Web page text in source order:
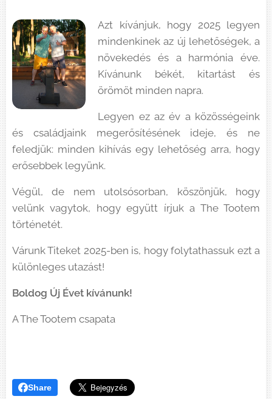
Azt kívánjuk, hogy 2025 legyen
mindenkinek az új lehetőségek, a
növekedés és a harmónia éve.
Kívánunk békét, kitartást és
örömöt minden napra.
Legyen ez az év a közösségeink
és családjaink megerősítésének ideje, és ne
feledjük: minden kihívás egy lehetőség arra, hogy
erősebbek legyünk.
Végül, de nem utolsósorban, köszönjük, hogy
velünk vagytok, hogy együtt írjuk a The Tootem
történetét.
Várunk Titeket 2025-ben is, hogy folytathassuk ezt a
különleges utazást!
Boldog Új Évet kívánunk!
A The Tootem csapata
Share